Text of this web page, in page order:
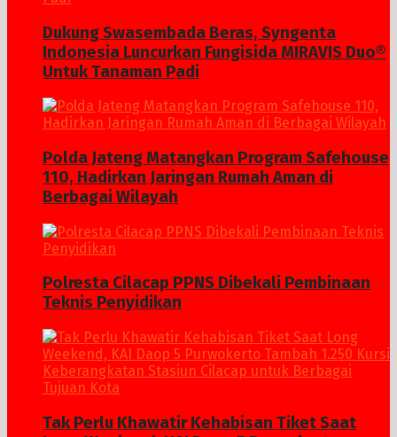
Dukung Swasembada Beras, Syngenta
Indonesia Luncurkan Fungisida MIRAVIS Duo®
Untuk Tanaman Padi
Polda Jateng Matangkan Program Safehouse
110, Hadirkan Jaringan Rumah Aman di
Berbagai Wilayah
Polresta Cilacap PPNS Dibekali Pembinaan
Teknis Penyidikan
Tak Perlu Khawatir Kehabisan Tiket Saat